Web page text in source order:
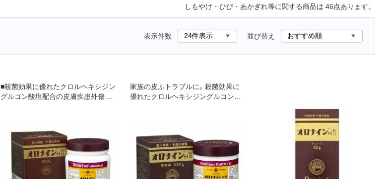
しもやけ・ひび・あかぎれ等に関する商品は 46点あります。
表示件数 並び替え
■殺菌効果に優れたクロルヘキシジン
グルコン酸塩配合の皮膚疾患外傷治
家族の皮ふトラブルに｡ 殺菌効果に
優れたクロルヘキシジングルコン酸